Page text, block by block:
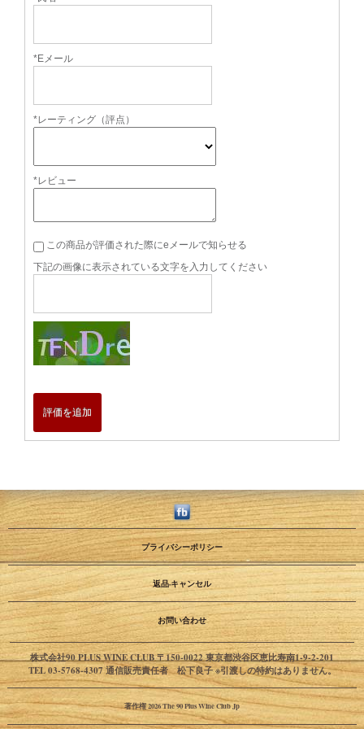
*Eメール
*レーティング（評点）
*レビュー
この商品が評価された際にeメールで知らせる
下記の画像に表示されている文字を入力してください
評価を追加
プライバシーポリシー
返品·キャンセル
お問い合わせ
株式会社90 PLUS WINE CLUB 〒150-0022 東京都渋谷区恵比寿南1-9-2-201
TEL 03-5768-4307 通信販売責任者 松下良子 ※引渡しの特約はありません。
著作権 2026 The 90 Plus Wine Club Jp